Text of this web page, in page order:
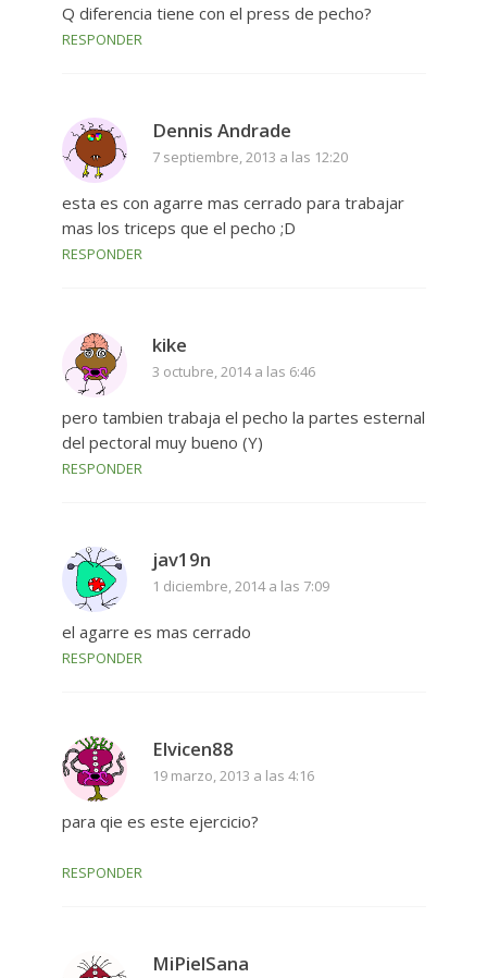
Q diferencia tiene con el press de pecho?
RESPONDER
Dennis Andrade
7 septiembre, 2013 a las 12:20
esta es con agarre mas cerrado para trabajar
mas los triceps que el pecho ;D
RESPONDER
kike
3 octubre, 2014 a las 6:46
pero tambien trabaja el pecho la partes esternal
del pectoral muy bueno (Y)
RESPONDER
jav19n
1 diciembre, 2014 a las 7:09
el agarre es mas cerrado
RESPONDER
Elvicen88
19 marzo, 2013 a las 4:16
para qie es este ejercicio?
RESPONDER
MiPielSana